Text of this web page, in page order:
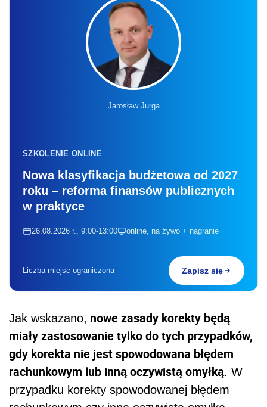
Jarosław Jurga
SZKOLENIE ONLINE
Nowa klasyfikacja budżetowa od 2027
roku – reforma finansów publicznych
w praktyce
26.08.2026 r., 9:00-13:00 online, na żywo + nagranie
Liczba miejsc ograniczona Zapisz się
Jak wskazano, nowe zasady korekty będą
miały zastosowanie tylko do tych przypadków,
gdy korekta nie jest spowodowana błędem
rachunkowym lub inną oczywistą omyłką. W
przypadku korekty spowodowanej błędem